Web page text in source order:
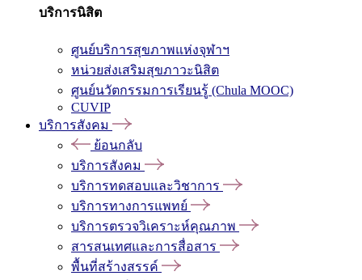
บริการนิสิต
ศูนย์บริการสุขภาพแห่งจุฬาฯ
หน่วยส่งเสริมสุขภาวะนิสิต
ศูนย์นวัตกรรมการเรียนรู้ (Chula MOOC)
CUVIP
บริการสังคม
ย้อนกลับ
บริการสังคม
บริการทดสอบและวิชาการ
บริการทางการแพทย์
บริการตรวจวิเคราะห์คุณภาพ
สารสนเทศและการสื่อสาร
พื้นที่สร้างสรรค์